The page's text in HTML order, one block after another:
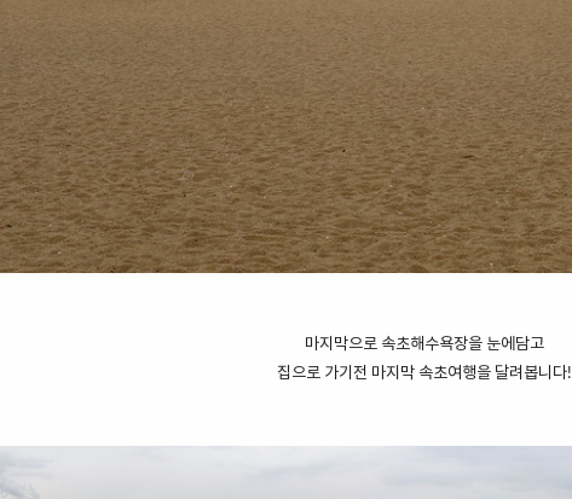
마지막으로 속초해수욕장을 눈에담고
집으로 가기전 마지막 속초여행을 달려봅니다!